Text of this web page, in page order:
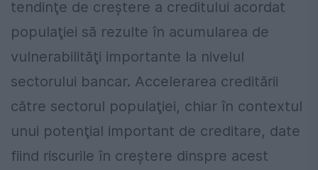
tendinţe de creştere a creditului acordat
populaţiei să rezulte în acumularea de
vulnerabilităţi importante la nivelul
sectorului bancar. Accelerarea creditării
către sectorul populaţiei, chiar în contextul
unui potenţial important de creditare, date
fiind riscurile în creştere dinspre acest